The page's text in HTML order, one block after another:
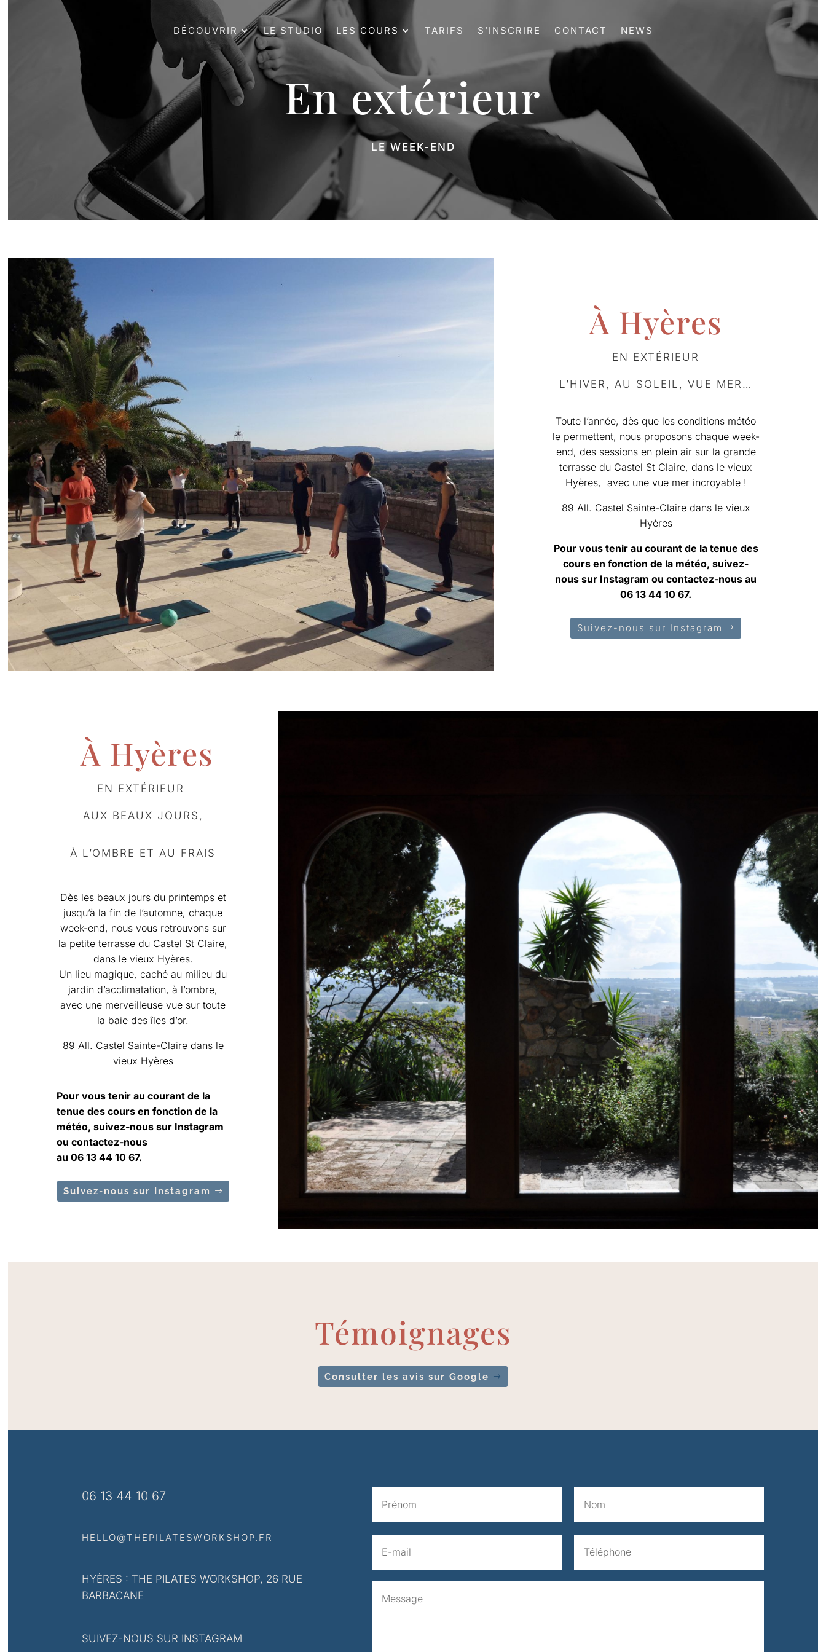
DÉCOUVRIR LE STUDIO LES COURS TARIFS S’INSCRIRE CONTACT NEWS
En extérieur
LE WEEK-END
À Hyères
EN EXTÉRIEUR
L’HIVER, AU SOLEIL, VUE MER…
Toute l’année, dès que les conditions météo
le permettent, nous proposons chaque week-
end, des sessions en plein air sur la grande
terrasse du Castel St Claire, dans le vieux
Hyères, avec une vue mer incroyable !
89 All. Castel Sainte-Claire dans le vieux
Hyères
Pour vous tenir au courant de la tenue des
cours en fonction de la météo, suivez-
nous sur Instagram ou contactez-nous au
06 13 44 10 67.
Suivez-nous sur Instagram
À Hyères
EN EXTÉRIEUR
AUX BEAUX JOURS,
À L’OMBRE ET AU FRAIS
Dès les beaux jours du printemps et
jusqu’à la fin de l’automne, chaque
week-end, nous vous retrouvons sur
la petite terrasse du Castel St Claire,
dans le vieux Hyères.
Un lieu magique, caché au milieu du
jardin d’acclimatation, à l’ombre,
avec une merveilleuse vue sur toute
la baie des îles d’or.
89 All. Castel Sainte-Claire dans le
vieux Hyères
Pour vous tenir au courant de la
tenue des cours en fonction de la
météo, suivez-nous sur Instagram
ou contactez-nous
au 06 13 44 10 67.
Suivez-nous sur Instagram
Témoignages
Consulter les avis sur Google
06 13 44 10 67
HELLO@THEPILATESWORKSHOP.FR
HYÈRES : THE PILATES WORKSHOP, 26 RUE
BARBACANE
SUIVEZ-NOUS SUR INSTAGRAM